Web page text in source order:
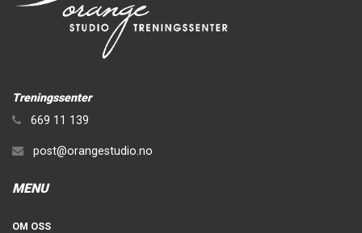
Treningssenter
669 11 139
post@orangestudio.no
MENU
OM OSS